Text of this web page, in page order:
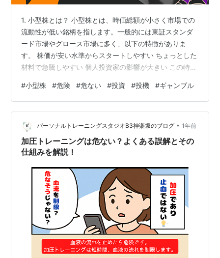
1. 小型株とは？ 小型株とは、時価総額が小さく市場での
流動性が低い銘柄を指します。一般的には東証スタンダ
ード市場やグロース市場に多く、以下の特徴がありま
す。 株価が安い水準からスタートしやすい ちょっとした
材料で急騰しやすい 個人投資家の影響が大きい この特性
スクも潜んでいます。 2. 小型株の恐ろしさ【リスク編】
① 値動きが激しすぎる 小型株は流動性が低いため、買
いが集まると一気に株価が跳ね上がり、逆に売りが集中
すると数日で半値以下になることも珍しくありません。
📌 例：ストップ高から一転して連続ストップ安になるケ
ースもざらで運が悪いと株…
#小型株 #危険 #危ない #投資 #投機 #ギャンブル
パーソナルトレーニングスタジオB3神楽坂のブログ • 1年前
加圧トレーニングは危ない？よくある誤解とその
仕組みを解説！